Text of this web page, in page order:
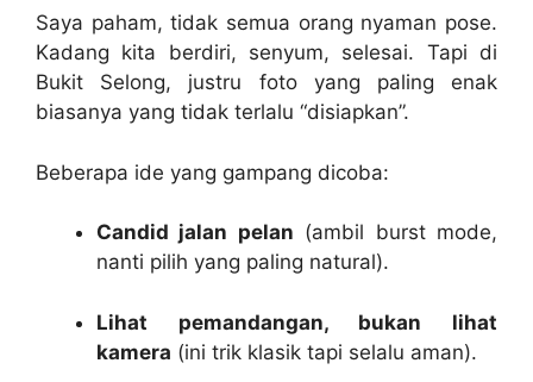
Saya paham, tidak semua orang nyaman pose.
Kadang kita berdiri, senyum, selesai. Tapi di
Bukit Selong, justru foto yang paling enak
biasanya yang tidak terlalu “disiapkan”.
Beberapa ide yang gampang dicoba:
Candid jalan pelan (ambil burst mode,
nanti pilih yang paling natural).
Lihat pemandangan, bukan lihat
kamera (ini trik klasik tapi selalu aman).